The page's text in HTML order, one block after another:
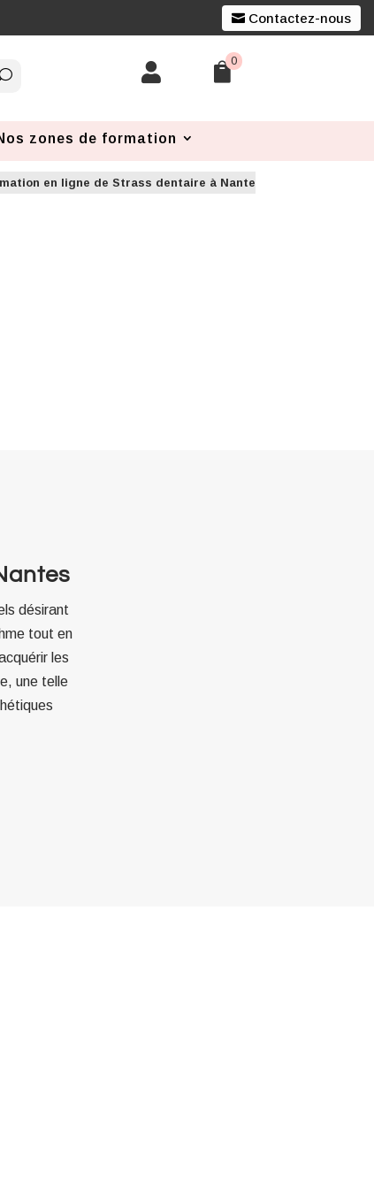
Contactez-nous
 0
zones de formation
en ligne de Strass dentaire à Nantes
désirant
tout en
les
une telle